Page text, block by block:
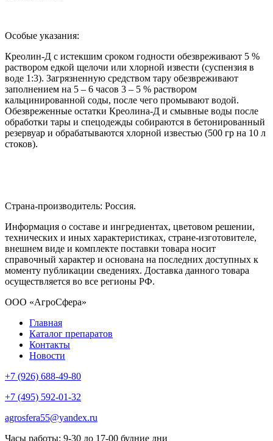
Особые указания:
Креолин-Д с истекшим сроком годности обезвреживают 5 %
раствором едкой щелочи или хлорной извести (суспензия в
воде 1:3). Загрязненную средством тару обезвреживают
заполнением на 5 – 6 часов 3 – 5 % раствором
кальцинированной соды, после чего промывают водой.
Обезвреженные остатки Креолина-Д и смывные воды после
обработки тары и спецодежды собираются в бетонированный
резервуар и обрабатываются хлорной известью (500 гр на 10 л
стоков).
Страна-производитель: Россия.
Информация о составе и ингредиентах, цветовом решении,
технических и иных характеристиках, стране-изготовителе,
внешнем виде и комплекте поставки товара носит
справочный характер и основана на последних доступных к
моменту публикации сведениях. Доставка данного товара
осуществляется во все регионы РФ.
ООО «АгроСфера»
Главная
Каталог препаратов
Контакты
Новости
+7 (926) 688-49-80
+7 (495) 592-01-32
agrosfera55@yandex.ru
Часы работы: 9-30 до 17-00 будние дни